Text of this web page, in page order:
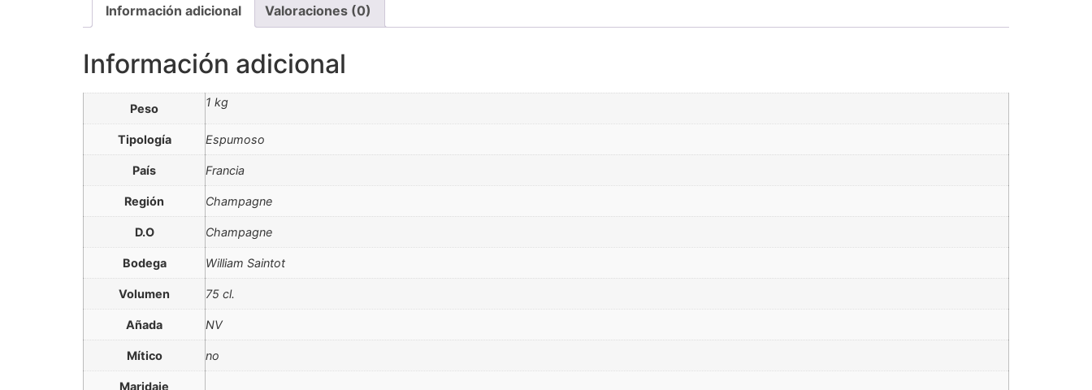
Información adicional Valoraciones (0)
Información adicional
Peso 1 kg
Tipología Espumoso
País Francia
Región Champagne
D.O Champagne
Bodega William Saintot
Volumen 75 cl.
Añada NV
Mítico no
Maridaje